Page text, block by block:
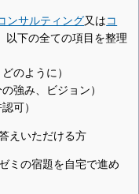
ンサルティング又はコ
以下の全ての項目を整理
のように）
強み、ビジョン）
可）
えいただける方
ミの宿題を自宅で進め